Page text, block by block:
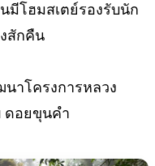
มีโฮมสเตย์รองรับนัก
สักคืน
าโครงการหลวง
ดอยขุนคำ